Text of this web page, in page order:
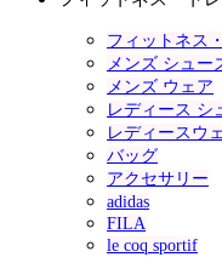
フィットネス
メンズ シュー
メンズ ウェア
レディース シ
レディースウ
バッグ
アクセサリー
adidas
FILA
le coq sportif